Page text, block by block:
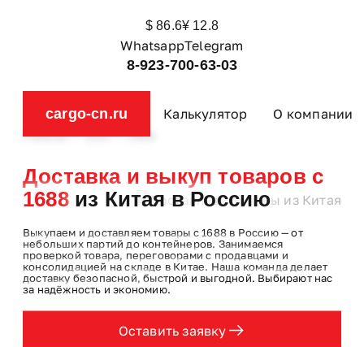
$ 86.6¥ 12.8
WhatsappTelegram
8-923-700-63-03
cargo-cn.ru Калькулятор О компании
Главная—Блог—1688
Доставка и выкуп товаров с
1688из Китая в Россию
Выкупаем и доставляем товары с 1688 в Россию — от
небольших партий до контейнеров. Занимаемся
проверкой товара, переговорами с продавцами и
консолидацией на складе в Китае. Наша команда делает
доставку безопасной, быстрой и выгодной. Выбирают нас
за надёжность и экономию.
Оставить заявку